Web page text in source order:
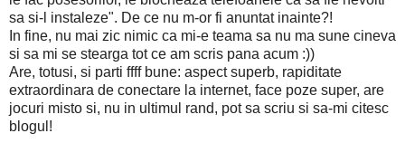
sa si-l instaleze". De ce nu m-or fi anuntat inainte?!
In fine, nu mai zic nimic ca mi-e teama sa nu ma sune cineva
si sa mi se stearga tot ce am scris pana acum :))
Are, totusi, si parti ffff bune: aspect superb, rapiditate
extraordinara de conectare la internet, face poze super, are
jocuri misto si, nu in ultimul rand, pot sa scriu si sa-mi citesc
blogul!